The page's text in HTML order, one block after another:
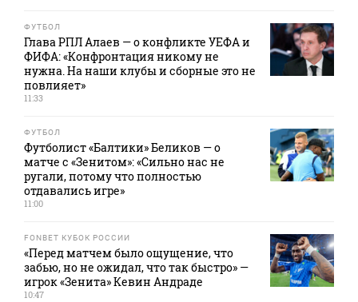
ФУТБОЛ
Глава РПЛ Алаев — о конфликте УЕФА и
ФИФА: «Конфронтация никому не
нужна. На наши клубы и сборные это не
повлияет»
11:33
ФУТБОЛ
Футболист «Балтики» Беликов — о
матче с «Зенитом»: «Сильно нас не
ругали, потому что полностью
отдавались игре»
11:00
FONBET КУБОК РОССИИ
«Перед матчем было ощущение, что
забью, но не ожидал, что так быстро» —
игрок «Зенита» Кевин Андраде
10:47